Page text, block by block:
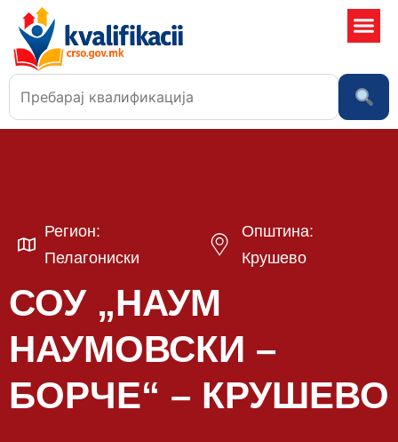
Регион:
Пелагониски
Општина:
Крушево
СОУ „НАУМ
НАУМОВСКИ –
БОРЧЕ“ – КРУШЕВО